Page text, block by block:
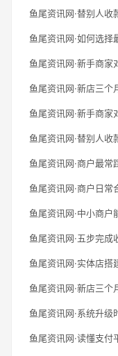
鱼尾资讯网·替别人
鱼尾资讯网·如何选
鱼尾资讯网·新手商
鱼尾资讯网·新店三
鱼尾资讯网·新手商
鱼尾资讯网·替别人
鱼尾资讯网·商户最常
鱼尾资讯网·商户日常
鱼尾资讯网·中小商
鱼尾资讯网·五步完成
鱼尾资讯网·实体店
鱼尾资讯网·新店三
鱼尾资讯网·系统升
鱼尾资讯网·读懂支